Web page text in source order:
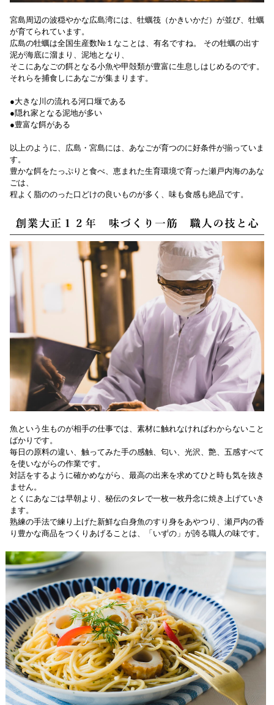
宮島周辺の波穏やかな広島湾には、牡蠣筏（かきいかだ）が並び、牡蠣
が育てられています。
広島の牡蠣は全国生産数№１なことは、有名ですね。 その牡蠣の出す
泥が海底に溜まり、泥地となり、
そこにあなごの餌となる小魚や甲殻類が豊富に生息しはじめるのです。
それらを捕食しにあなごが集まります。
●大きな川の流れる河口堰である
●隠れ家となる泥地が多い
●豊富な餌がある
以上のように、広島・宮島には、あなごが育つのに好条件が揃っていま
す。
豊かな餌をたっぷりと食べ、恵まれた生育環境で育った瀬戸内海のあな
ごは、
程よく脂ののった口どけの良いものが多く、味も食感も絶品です。
魚という生ものが相手の仕事では、素材に触れなければわからないこと
ばかりです。
毎日の原料の違い、触ってみた手の感触、匂い、光沢、艶、五感すべて
を使いながらの作業です。
対話をするように確かめながら、最高の出来を求めてひと時も気を抜き
ません。
とくにあなごは早朝より、秘伝のタレで一枚一枚丹念に焼き上げていき
ます。
熟練の手法で練り上げた新鮮な白身魚のすり身をあやつり、瀬戸内の香
り豊かな商品をつくりあげることは、「いずの」が誇る職人の味です。